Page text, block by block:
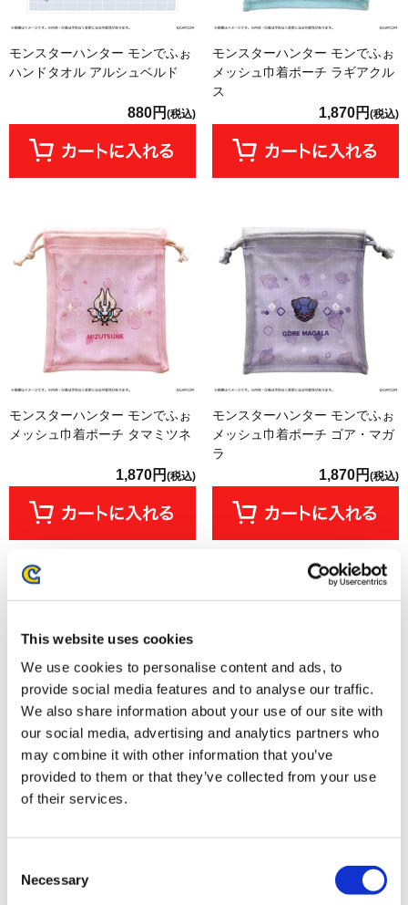
This website uses cookies
We use cookies to personalise content and ads, to
provide social media features and to analyse our traffic.
We also share information about your use of our site with
our social media, advertising and analytics partners who
may combine it with other information that you’ve
provided to them or that they’ve collected from your use
of their services.
Selection
Necessary
モンスターハンター モンでふぉ
ハンドタオル アルシュベルド
880円 (税込)
モンスターハンター モンでふぉ
メッシュ巾着ポーチ ラギアクル
ス
1,870円 (税込)
モンスターハンター モンでふぉ
メッシュ巾着ポーチ タマミツネ
1,870円 (税込)
モンスターハンター モンでふぉ
メッシュ巾着ポーチ ゴア・マガ
ラ
1,870円 (税込)
モンスターハンターワイルズ×ぶ
くぶ ぬいぐるみマスコット
2,750円(税込)
モンスターハンター メダルコレ
2,200円(税込)